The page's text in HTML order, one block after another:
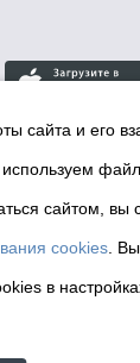
2026
сайта и его
сайтом, вы
cookies .
в